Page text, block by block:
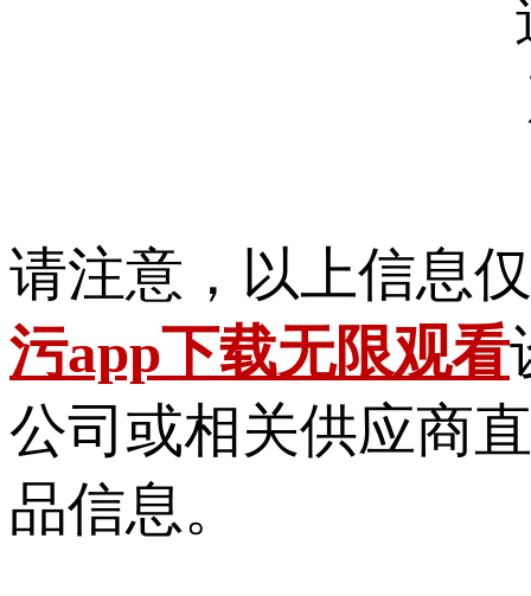
请注意，以上信
污app下载无限观看
公司或相关供应商直
品信息。